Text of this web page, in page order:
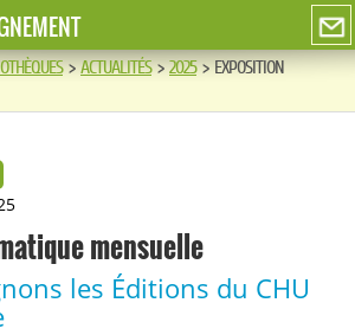
>ACTUALITÉS>2025>EXPOSITION
mensuelle
les Éditions du CHU